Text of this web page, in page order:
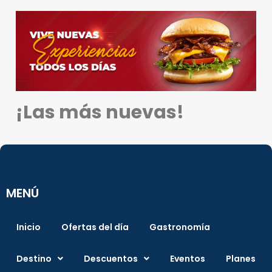
¡Las más nuevas!
MENÚ
Inicio Ofertas del día Gastronomía
Destino Descuentos Eventos Planes